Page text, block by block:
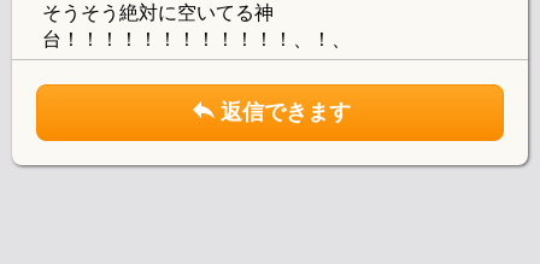
そうそう絶対に空いてる神
台！！！！！！！！！！！！、！、
返信できます